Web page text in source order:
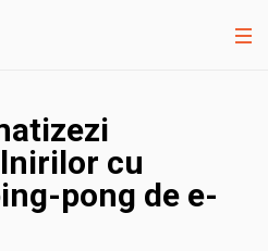
cu
pong de e-